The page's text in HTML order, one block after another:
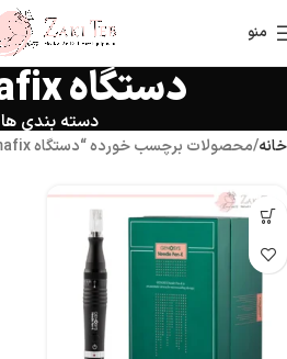
منو
دستگاه Dermafix
دسته بندی ها
خانه محصولات برچسب خورده “دستگاه Dermafix”